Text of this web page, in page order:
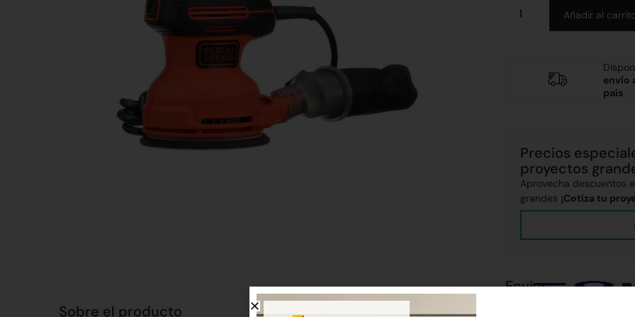
Sobre el producto
Añadir al
envío
país
Precios
proyectos
Aprovecha descuentos
grandes ¡Cotiza tu
Envíos